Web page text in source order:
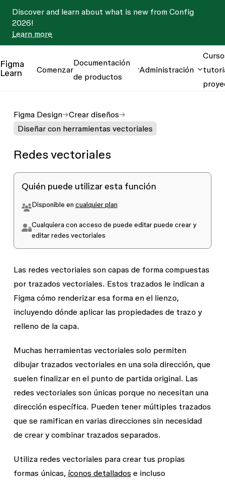
Discover and learn about what is new from Config
2026!
Learn more
Figma
Learn
Comenzar
Documentación
de productos
Administración
Figma Design
Crear diseños
Diseñar con herramientas vectoriales
Redes vectoriales
Quién puede utilizar esta función
Disponible en cualquier plan
Cualquiera con acceso de puede editarpuede crear y
editar redes vectoriales
Las redes vectoriales son capas de forma compuestas
por trazados vectoriales. Estos trazados le indican a
Figma cómo renderizar esa forma en el lienzo,
incluyendo dónde aplicar las propiedades de trazo y
relleno de la capa.
Muchas herramientas vectoriales solo permiten
dibujar trazados vectoriales en una sola dirección, que
suelen finalizar en el punto de partida original. Las
redes vectoriales son únicas porque no necesitan una
dirección específica. Pueden tener múltiples trazados
que se ramifican en varias direcciones sin necesidad
de crear y combinar trazados separados.
Utiliza redes vectoriales para crear tus propias
formas únicas, íconos detalladose incluso